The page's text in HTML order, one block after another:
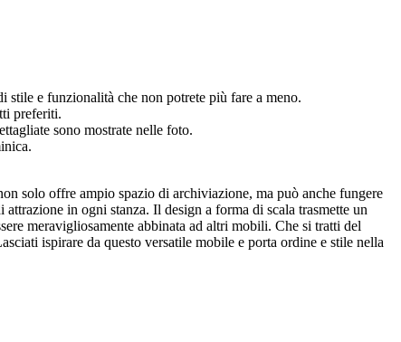
stile e funzionalità che non potrete più fare a meno.
preferiti.
sono mostrate nelle foto.
solo offre ampio spazio di archiviazione, ma può anche fungere
in ogni stanza. Il design a forma di scala trasmette un
meravigliosamente abbinata ad altri mobili. Che si tratti del
ispirare da questo versatile mobile e porta ordine e stile nella